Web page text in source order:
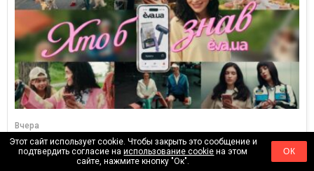
Вчера
EVA.UA запустила кампанию «Кто бы мог подумать» об
ассортименте, который покупатели не ожидают увидеть
на платформе
Этот сайт использует cookie. Чтобы закрыть это сообщение и
подтвердить согласие наиспользование cookie на этом
сайте, нажмите кнопку "Ок".
ОК